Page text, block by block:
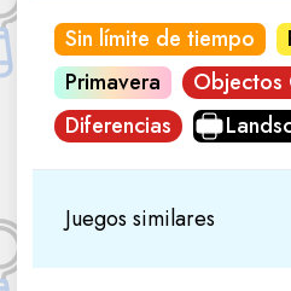
Sin límite de tiempo
Primavera
Objectos
Diferencias
Juegos similares